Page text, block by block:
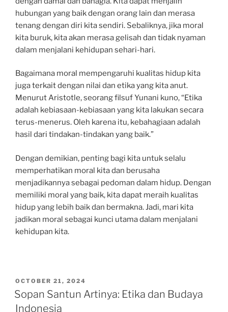
hubungan yang baik dengan orang lain dan merasa
tenang dengan diri kita sendiri. Sebaliknya, jika moral
kita buruk, kita akan merasa gelisah dan tidak nyaman
dalam menjalani kehidupan sehari-hari.
Bagaimana moral mempengaruhi kualitas hidup kita
juga terkait dengan nilai dan etika yang kita anut.
Menurut Aristotle, seorang filsuf Yunani kuno, “Etika
adalah kebiasaan-kebiasaan yang kita lakukan secara
terus-menerus. Oleh karena itu, kebahagiaan adalah
hasil dari tindakan-tindakan yang baik.”
Dengan demikian, penting bagi kita untuk selalu
memperhatikan moral kita dan berusaha
menjadikannya sebagai pedoman dalam hidup. Dengan
memiliki moral yang baik, kita dapat meraih kualitas
hidup yang lebih baik dan bermakna. Jadi, mari kita
jadikan moral sebagai kunci utama dalam menjalani
kehidupan kita.
POSTED
ON
OCTOBER 21, 2024
Sopan Santun Artinya: Etika dan Budaya
Indonesia